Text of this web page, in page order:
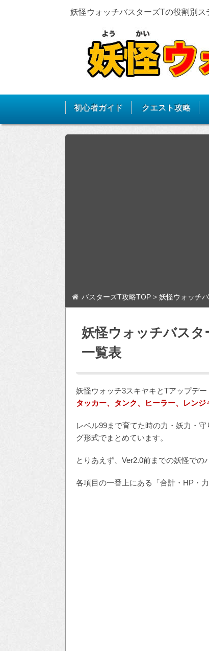
妖怪ウォッチバスターズTの役割別
初心者ガイド クエスト攻略
バスターズT攻略TOP > 妖怪ウォッチ
妖怪ウォッチバス
一覧表
妖怪ウォッチ3スキヤキとTアップデ
タッカー、タンク、ヒーラー、レン
レベル99まで育てた時の力・妖力・
グ形式でまとめています。
とりあえず、Ver2.0前までの妖怪での
各項目の一番上にある「合計・HP・